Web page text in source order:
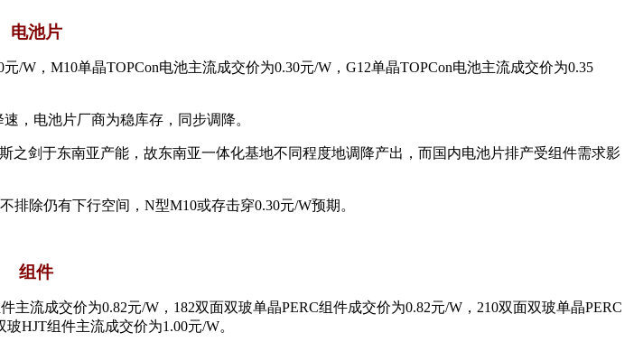
电池片
W，M10单晶TOPCon电池主流成交价为0.30元/W，G12单晶TOPCon电池主流成交价为0.35
，电池片厂商为稳库存，同步调降。
剑于东南亚产能，故东南亚一体化基地不同程度地调降产出，而国内电池片排产受组件需求影
除仍有下行空间，N型M10或存击穿0.30元/W预期。
组件
流成交价为0.82元/W，182双面双玻单晶PERC组件成交价为0.82元/W，210双面双玻单晶PERC
HJT组件主流成交价为1.00元/W。